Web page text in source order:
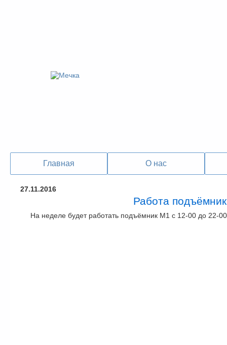
Главная О нас
27.11.2016
Работа
На неделе будет работать подъёмник М1 с 12-00 до 22-